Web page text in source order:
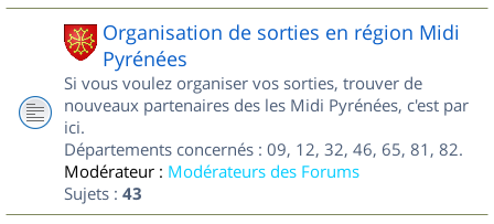
Organisation de sorties en région Midi
Pyrénées
Si vous voulez organiser vos sorties, trouver de
nouveaux partenaires des les Midi Pyrénées, c'est par
ici.
Départements concernés : 09, 12, 32, 46, 65, 81, 82.
Modérateur : Modérateurs des Forums
Sujets : 43